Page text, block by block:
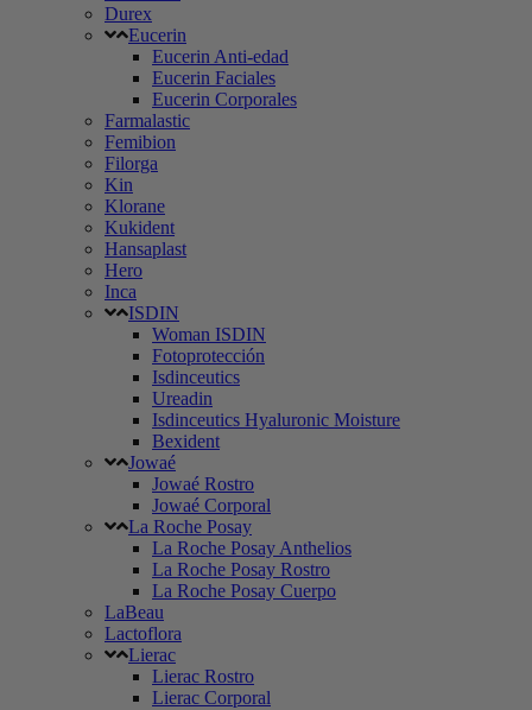
Durex
Eucerin
Eucerin Anti-edad
Eucerin Faciales
Eucerin Corporales
Farmalastic
Femibion
Filorga
Kin
Klorane
Kukident
Hansaplast
Hero
Inca
ISDIN
Woman ISDIN
Fotoprotección
Isdinceutics
Ureadin
Isdinceutics Hyaluronic Moisture
Bexident
Jowaé
Jowaé Rostro
Jowaé Corporal
La Roche Posay
La Roche Posay Anthelios
La Roche Posay Rostro
La Roche Posay Cuerpo
LaBeau
Lactoflora
Lierac
Lierac Rostro
Lierac Corporal